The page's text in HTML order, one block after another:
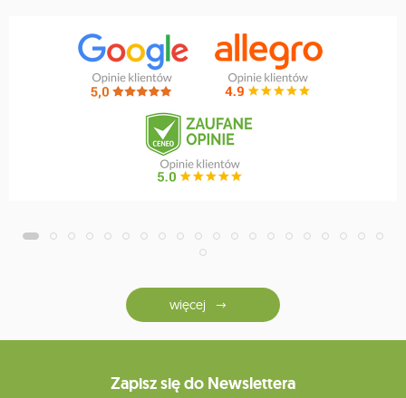
więcej
Zapisz się do Newslettera